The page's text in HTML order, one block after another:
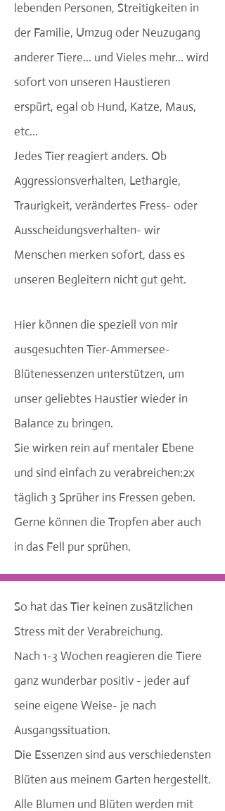
lebenden Personen, Streitigkeiten in
der Familie, Umzug oder Neuzugang
anderer Tiere... und Vieles mehr... wird
sofort von unseren Haustieren
erspürt, egal ob Hund, Katze, Maus,
etc...
Jedes Tier reagiert anders. Ob
Aggressionsverhalten, Lethargie,
Traurigkeit, verändertes Fress- oder
Ausscheidungsverhalten- wir
Menschen merken sofort, dass es
unseren Begleitern nicht gut geht.
Hier können die speziell von mir
ausgesuchten Tier-Ammersee-
Blütenessenzen unterstützen, um
unser geliebtes Haustier wieder in
Balance zu bringen.
Sie wirken rein auf mentaler Ebene
und sind einfach zu verabreichen:2x
täglich 3 Sprüher ins Fressen geben.
Gerne können die Tropfen aber auch
in das Fell pur sprühen.
So hat das Tier keinen zusätzlichen
Stress mit der Verabreichung.
Nach 1-3 Wochen reagieren die Tiere
ganz wunderbar positiv - jeder auf
seine eigene Weise- je nach
Ausgangssituation.
Die Essenzen sind aus verschiedensten
Blüten aus meinem Garten hergestellt.
Alle Blumen und Blüten werden mit